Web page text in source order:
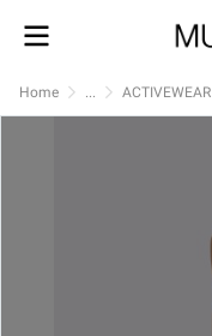
Home ... ACTIVEWEAR